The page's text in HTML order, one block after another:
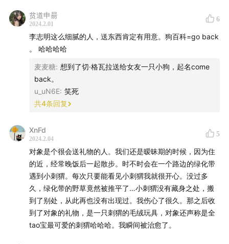
贫道申昜
2024.2.01
6
李志明这么细腻的人，送东西肯定有用意。狗百科=go back
。 哈哈哈哈
麦麦糖: 想到了切·格瓦拉送给女友一只小狗，起名come
back。
u_uN6E: 笑死
共4条回复
XnFd
2024.2.04
5
对象是个很会送礼物的人。我们还是暧昧期的时候，因为住
的近，经常晚饭后一起散步。时不时会在一个路边的绿化带
遇到小刺猬。每次只要能看见小刺猬我就很开心。没过多
久，绿化带的野草竟然被推平了…小刺猬没有藏身之处，搬
到了别处，从此再也没有出现过。我伤心了很久。那之后收
到了对象的礼物，是一只刺猬的毛绒玩具，对象还声称是全
tao宝最可爱的刺猬哈哈哈。我瞬间被治愈了。